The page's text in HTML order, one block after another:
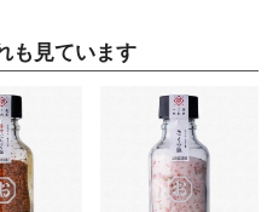
も見ています